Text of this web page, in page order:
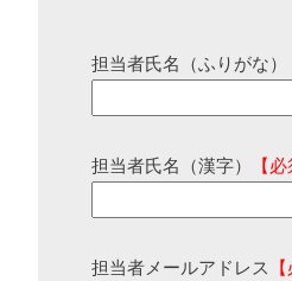
担当者氏名（ふりがな）
担当者氏名（漢字） 【必
担当者メールアドレス